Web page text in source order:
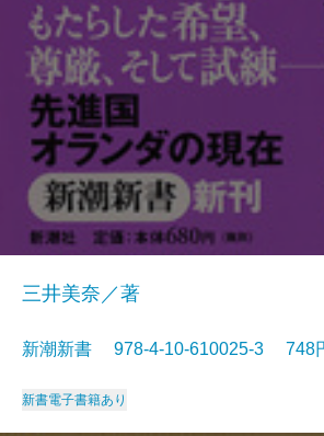
三井美奈／著
新潮新書 978-4-10-610025-3 748
新書電子書籍あり